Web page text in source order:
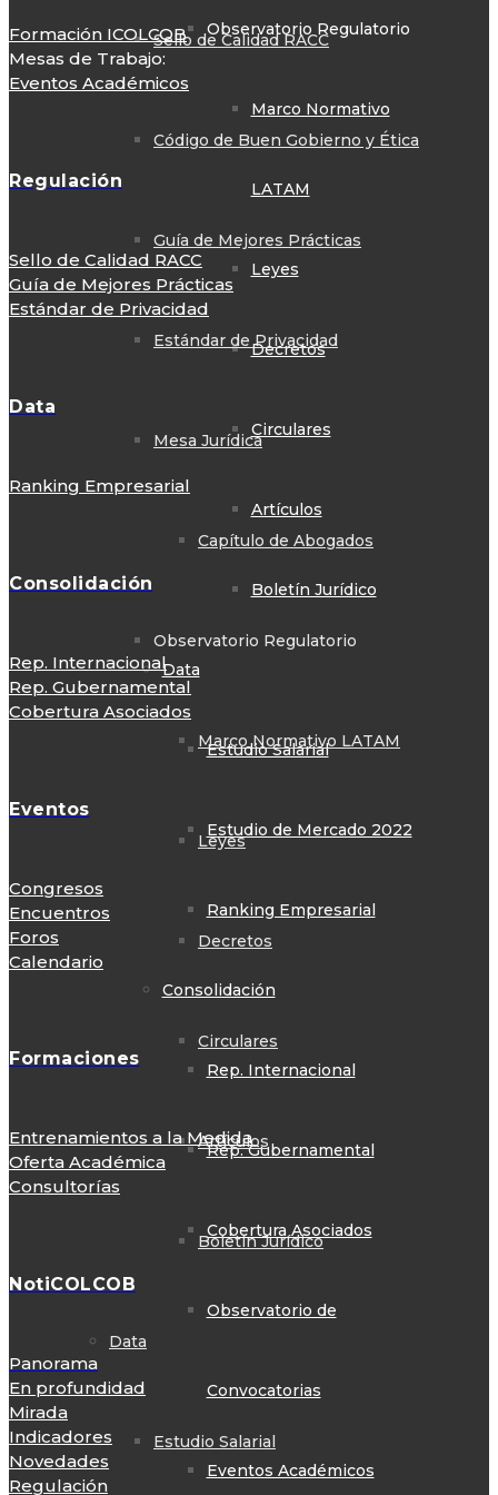
Observatorio Regulatorio
Marco Normativo
LATAM
Leyes
Decretos
Circulares
Artículos
Boletín Jurídico
Data
Estudio Salarial
Estudio de Mercado 2022
Ranking Empresarial
Consolidación
Rep. Internacional
Rep. Gubernamental
Cobertura Asociados
Observatorio de
Convocatorias
Eventos Académicos
Sello de Calidad RACC
Código de Buen Gobierno y Ética
Guía de Mejores Prácticas
Estándar de Privacidad
Mesa Jurídica
Capítulo de Abogados
Observatorio Regulatorio
Marco Normativo LATAM
Leyes
Decretos
Circulares
Artículos
Boletín Jurídico
Data
Estudio Salarial
Formación ICOLCOB
Mesas de Trabajo:
Eventos Académicos
Regulación
Sello de Calidad RACC
Guía de Mejores Prácticas
Estándar de Privacidad
Data
Ranking Empresarial
Consolidación
Rep. Internacional
Rep. Gubernamental
Cobertura Asociados
Eventos
Congresos
Encuentros
Foros
Calendario
Formaciones
Entrenamientos a la Medida
Oferta Académica
Consultorías
NotiCOLCOB
Panorama
En profundidad
Mirada
Indicadores
Novedades
Regulación